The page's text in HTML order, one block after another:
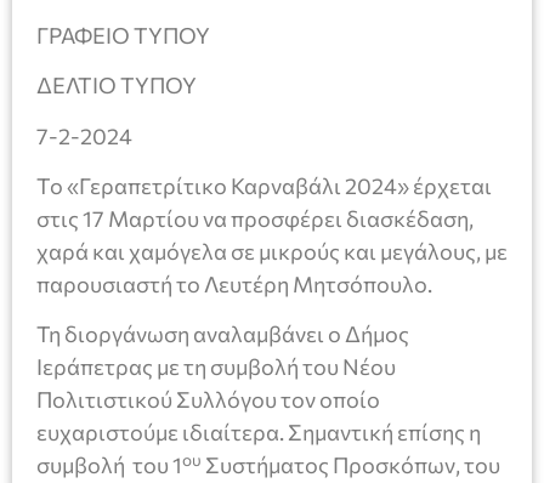
ΓΡΑΦΕΙΟ ΤΥΠΟΥ
ΔΕΛΤΙΟ ΤΥΠΟΥ
7-2-2024
Το «Γεραπετρίτικο Καρναβάλι 2024» έρχεται
στις 17 Μαρτίου να προσφέρει διασκέδαση,
χαρά και χαμόγελα σε μικρούς και μεγάλους, με
παρουσιαστή το Λευτέρη Μητσόπουλο.
Τη διοργάνωση αναλαμβάνει ο Δήμος
Ιεράπετρας με τη συμβολή του Νέου
Πολιτιστικού Συλλόγου τον οποίο
ευχαριστούμε ιδιαίτερα. Σημαντική επίσης η
συμβολή του 1ου Συστήματος Προσκόπων, του